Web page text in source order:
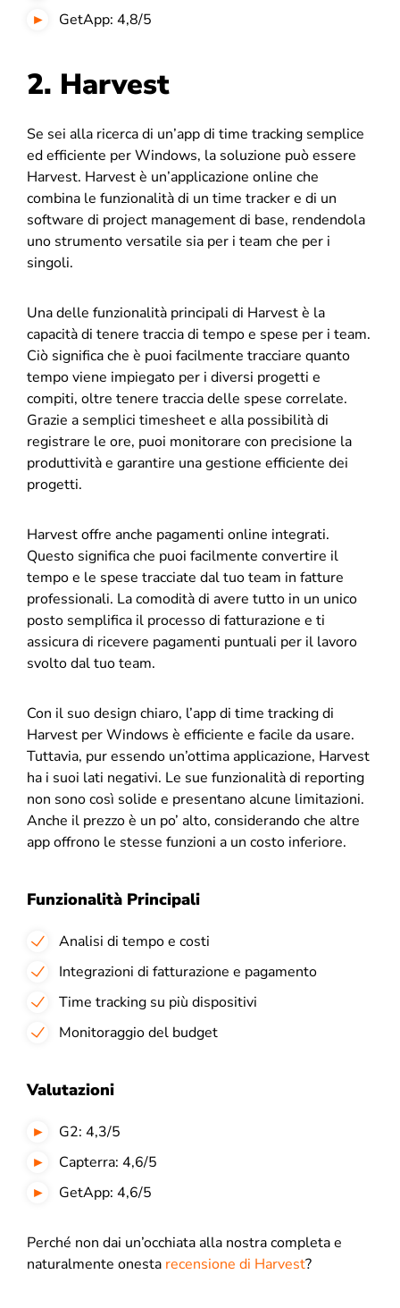
GetApp: 4,8/5
2. Harvest
Se sei alla ricerca di un’app di time tracking semplice
ed efficiente per Windows, la soluzione può essere
Harvest. Harvest è un’applicazione online che
combina le funzionalità di un time tracker e di un
software di project management di base, rendendola
uno strumento versatile sia per i team che per i
singoli.
Una delle funzionalità principali di Harvest è la
capacità di tenere traccia di tempo e spese per i team.
Ciò significa che è puoi facilmente tracciare quanto
tempo viene impiegato per i diversi progetti e
compiti, oltre tenere traccia delle spese correlate.
Grazie a semplici timesheet e alla possibilità di
registrare le ore, puoi monitorare con precisione la
produttività e garantire una gestione efficiente dei
progetti.
Harvest offre anche pagamenti online integrati.
Questo significa che puoi facilmente convertire il
tempo e le spese tracciate dal tuo team in fatture
professionali. La comodità di avere tutto in un unico
posto semplifica il processo di fatturazione e ti
assicura di ricevere pagamenti puntuali per il lavoro
svolto dal tuo team.
Con il suo design chiaro, l’app di time tracking di
Harvest per Windows è efficiente e facile da usare.
Tuttavia, pur essendo un’ottima applicazione, Harvest
ha i suoi lati negativi. Le sue funzionalità di reporting
non sono così solide e presentano alcune limitazioni.
Anche il prezzo è un po’ alto, considerando che altre
app offrono le stesse funzioni a un costo inferiore.
Funzionalità Principali
Analisi di tempo e costi
Integrazioni di fatturazione e pagamento
Time tracking su più dispositivi
Monitoraggio del budget
Valutazioni
G2: 4,3/5
Capterra: 4,6/5
GetApp: 4,6/5
Perché non dai un’occhiata alla nostra completa e
naturalmente onesta recensione di Harvest?